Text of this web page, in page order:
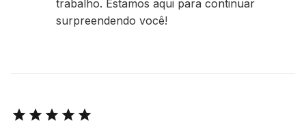
trabalho. Estamos aqui para continuar
surpreendendo você!